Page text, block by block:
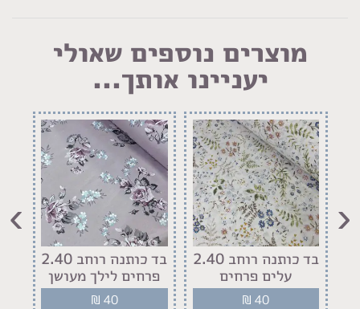
מוצרים נוספים שאולי
יעניינו אותך...
בד כותנה רוחב 2.40
עלים פרחים
₪ 40
בד כותנה רוחב 2.40
פרחים לילך מעושן
₪ 40
‹
›